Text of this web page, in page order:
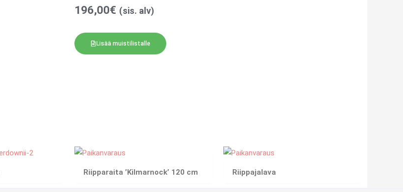
196,00€ (sis. alv)
Lisää muistilistalle
Riipparaita ’Kilmarnock’ 120 cm Riippajalava